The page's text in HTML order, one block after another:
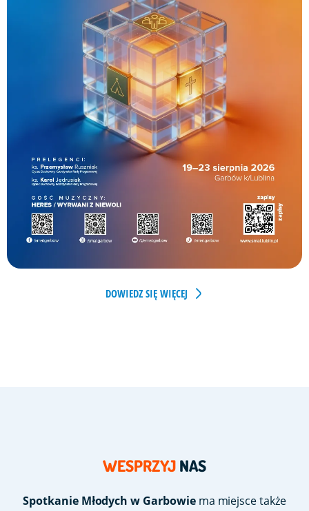
DOWIEDZ SIĘ WIĘCEJ
WESPRZYJNAS
Spotkanie Młodych w Garbowiema miejsce także